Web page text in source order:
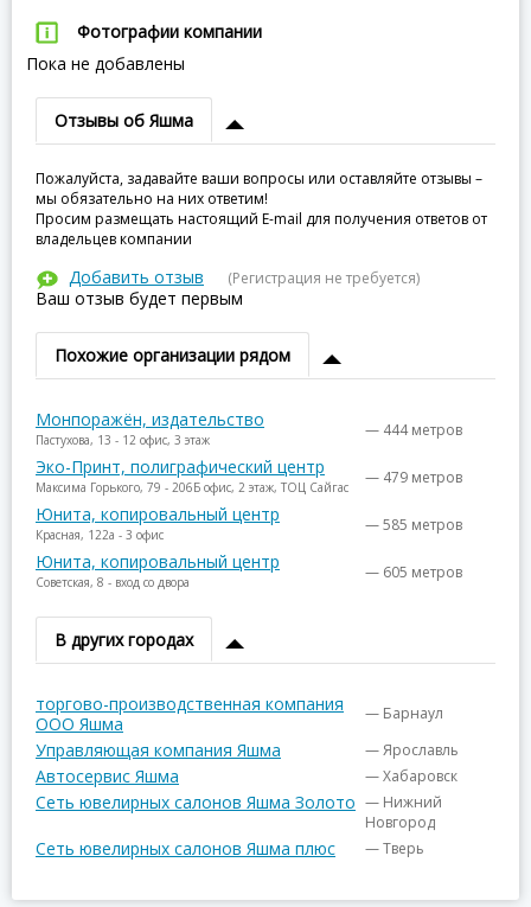
Фотографии компании
Пока не добавлены
Отзывы об Яшма
Пожалуйста, задавайте ваши вопросы или оставляйте отзывы –
мы обязательно на них ответим!
Просим размещать настоящий E-mail для получения ответов от
владельцев компании
Добавить отзыв (Регистрация не требуется)
Ваш отзыв будет первым
Похожие организации рядом
Монпоражён, издательство
Пастухова, 13 - 12 офис, 3 этаж — 444 метров
Эко-Принт, полиграфический центр
Максима Горького, 79 - 206Б офис, 2 этаж, ТОЦ Сайгас — 479 метров
Юнита, копировальный центр
Красная, 122а - 3 офис — 585 метров
Юнита, копировальный центр
Советская, 8 - вход со двора — 605 метров
В других городах
торгово-производственная компания
ООО Яшма
— Барнаул
Управляющая компания Яшма — Ярославль
Автосервис Яшма — Хабаровск
Сеть ювелирных салонов Яшма Золото — Нижний
Новгород
Сеть ювелирных салонов Яшма плюс — Тверь